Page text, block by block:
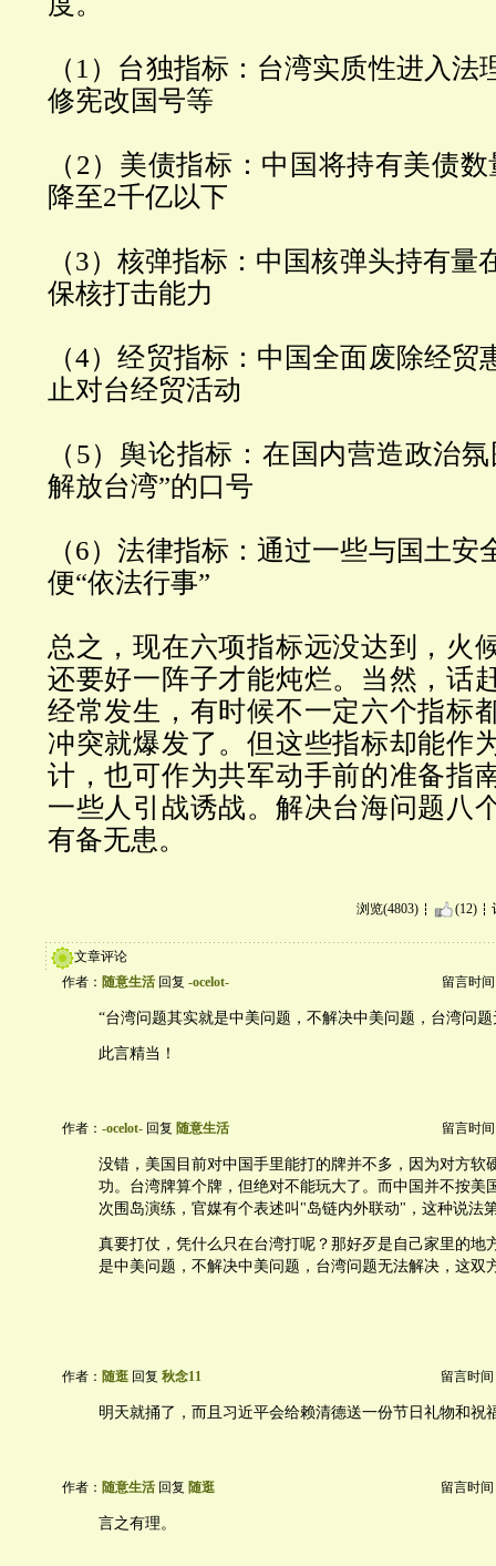
（1）台独指标：台湾实质性进入法
修宪改国号等
（2）美债指标：中国将持有美债
降至2千亿以下
（3）核弹指标：中国核弹头持有量
保核打击能力
（4）经贸指标：中国全面废除经贸
止对台经贸活动
（5）舆论指标：在国内营造政治
解放台湾”的口号
（6）法律指标：通过一些与国土安
便“依法行事”
总之，现在六项指标远没达到，火
还要好一阵子才能炖烂。 当然，话
经常发生，有时候不一定六个指标
冲突就爆发了。但这些指标却能作
计，也可作为共军动手前的准备指
一些人引战诱战。解决台海问题八
有备无患。
浏览(4803) (12)
文章评论
作者： 随意生活 回复 -ocelot- 留言时间
“台湾问题其实就是中美问题，不解决中美问题，台湾问题
此言精当！
作者： -ocelot- 回复 随意生活 留言时间
没错，美国目前对中国手里能打的牌并不多，因为对方软
功。台湾牌算个牌，但绝对不能玩大了。而中国并不按美
次围岛演练，官媒有个表述叫"岛链内外联动"，这种说法
真要打仗，凭什么只在台湾打呢？那好歹是自己家里的地
是中美问题，不解决中美问题，台湾问题无法解决，这双
作者： 随逛 回复 秋念11 留言时间
明天就捅了，而且习近平会给赖清德送一份节日礼物和祝
作者： 随意生活 回复 随逛 留言时间
言之有理。